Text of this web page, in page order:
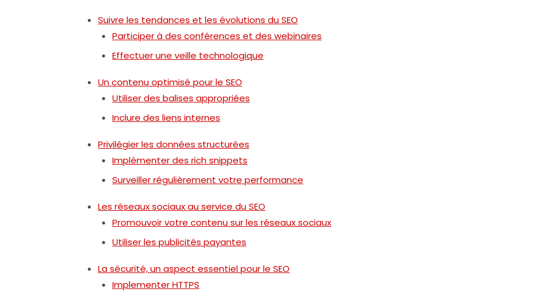
Suivre les tendances et les évolutions du SEO
Participer à des conférences et des webinaires
Effectuer une veille technologique
Un contenu optimisé pour le SEO
Utiliser des balises appropriées
Inclure des liens internes
Privilégier les données structurées
Implémenter des rich snippets
Surveiller régulièrement votre performance
Les réseaux sociaux au service du SEO
Promouvoir votre contenu sur les réseaux sociaux
Utiliser les publicités payantes
La sécurité, un aspect essentiel pour le SEO
Implementer HTTPS